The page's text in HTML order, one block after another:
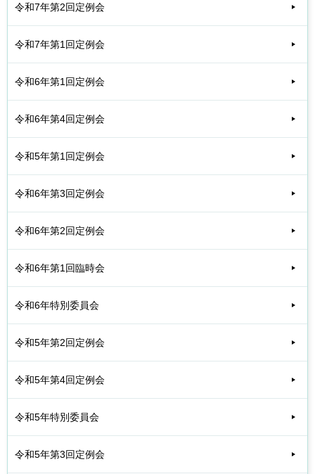
令和7年第2回定例会
令和7年第1回定例会
令和6年第1回定例会
令和6年第4回定例会
令和5年第1回定例会
令和6年第3回定例会
令和6年第2回定例会
令和6年第1回臨時会
令和6年特別委員会
令和5年第2回定例会
令和5年第4回定例会
令和5年特別委員会
令和5年第3回定例会